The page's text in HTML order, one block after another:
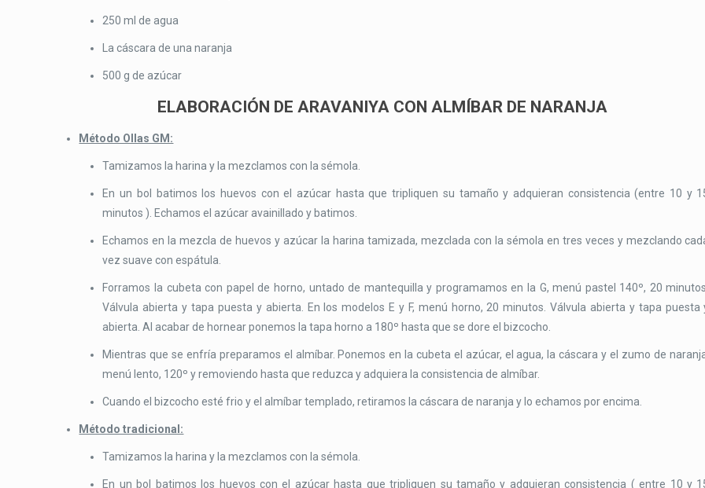
250 ml de agua
La cáscara de una naranja
500 g de azúcar
ELABORACIÓN DE ARAVANIYA CON ALMÍBAR DE NARANJA
Método Ollas GM:
Tamizamos la harina y la mezclamos con la sémola.
En un bol batimos los huevos con el azúcar hasta que tripliquen su tamaño y adquieran consistencia (entre 10 y
minutos ). Echamos el azúcar avainillado y batimos.
Echamos en la mezcla de huevos y azúcar la harina tamizada, mezclada con la sémola en tres veces y mezclando
vez suave con espátula.
Forramos la cubeta con papel de horno, untado de mantequilla y programamos en la G, menú pastel 140º, 20 minutos.
Válvula abierta y tapa puesta y abierta. En los modelos E y F, menú horno, 20 minutos. Válvula abierta y tapa puesta
abierta. Al acabar de hornear ponemos la tapa horno a 180º hasta que se dore el bizcocho.
Mientras que se enfría preparamos el almíbar. Ponemos en la cubeta el azúcar, el agua, la cáscara y el zumo de
menú lento, 120º y removiendo hasta que reduzca y adquiera la consistencia de almíbar.
Cuando el bizcocho esté frio y el almíbar templado, retiramos la cáscara de naranja y lo echamos por encima.
Método tradicional:
Tamizamos la harina y la mezclamos con la sémola.
En un bol batimos los huevos con el azúcar hasta que tripliquen su tamaño y adquieran consistencia ( entre 10 y